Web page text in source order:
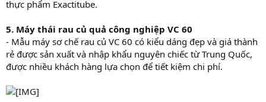
thực phẩm Exactitube.
5. Máy thái rau củ quả công nghiệp VC 60
- Mẫu máy sơ chế rau củ VC 60 có kiểu dáng đẹp và giá thành
rẻ được sản xuất và nhập khẩu nguyên chiếc từ Trung Quốc,
được nhiều khách hàng lựa chọn để tiết kiệm chi phí.